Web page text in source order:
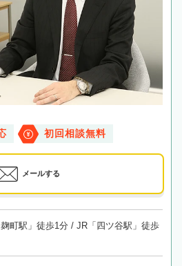
初回相談無料
メールする
町駅」徒歩1分 / JR「四ツ谷駅」徒歩